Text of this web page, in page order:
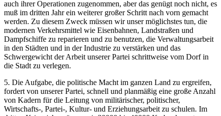
auch ihrer Operationen zugenommen, aber das genügt noch nicht, es
muß im dritten Jahr ein weiterer großer Schritt nach vorn gemacht
werden. Zu diesem Zweck müssen wir unser möglichstes tun, die
modernen Verkehrsmittel wie Eisenbahnen, Landstraßen und
Dampfschiffe zu reparieren und zu benutzen, die Verwaltungsarbeit
in den Städten und in der Industrie zu verstärken und das
Schwergewicht der Arbeit unserer Partei schrittweise vom Dorf in
die Stadt zu verlegen.
5. Die Aufgabe, die politische Macht im ganzen Land zu ergreifen,
fordert von unserer Partei, schnell und planmäßig eine große Anzahl
von Kadern für die Leitung von militärischer, politischer,
Wirtschafts-, Partei-, Kultur- und Erziehungsarbeit zu schulen. Im